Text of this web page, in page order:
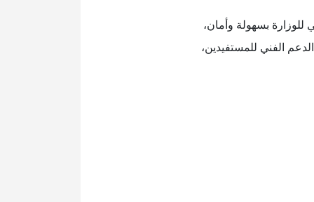
للوزارة بسهولة وأمان،
الفني للمستفيدين،